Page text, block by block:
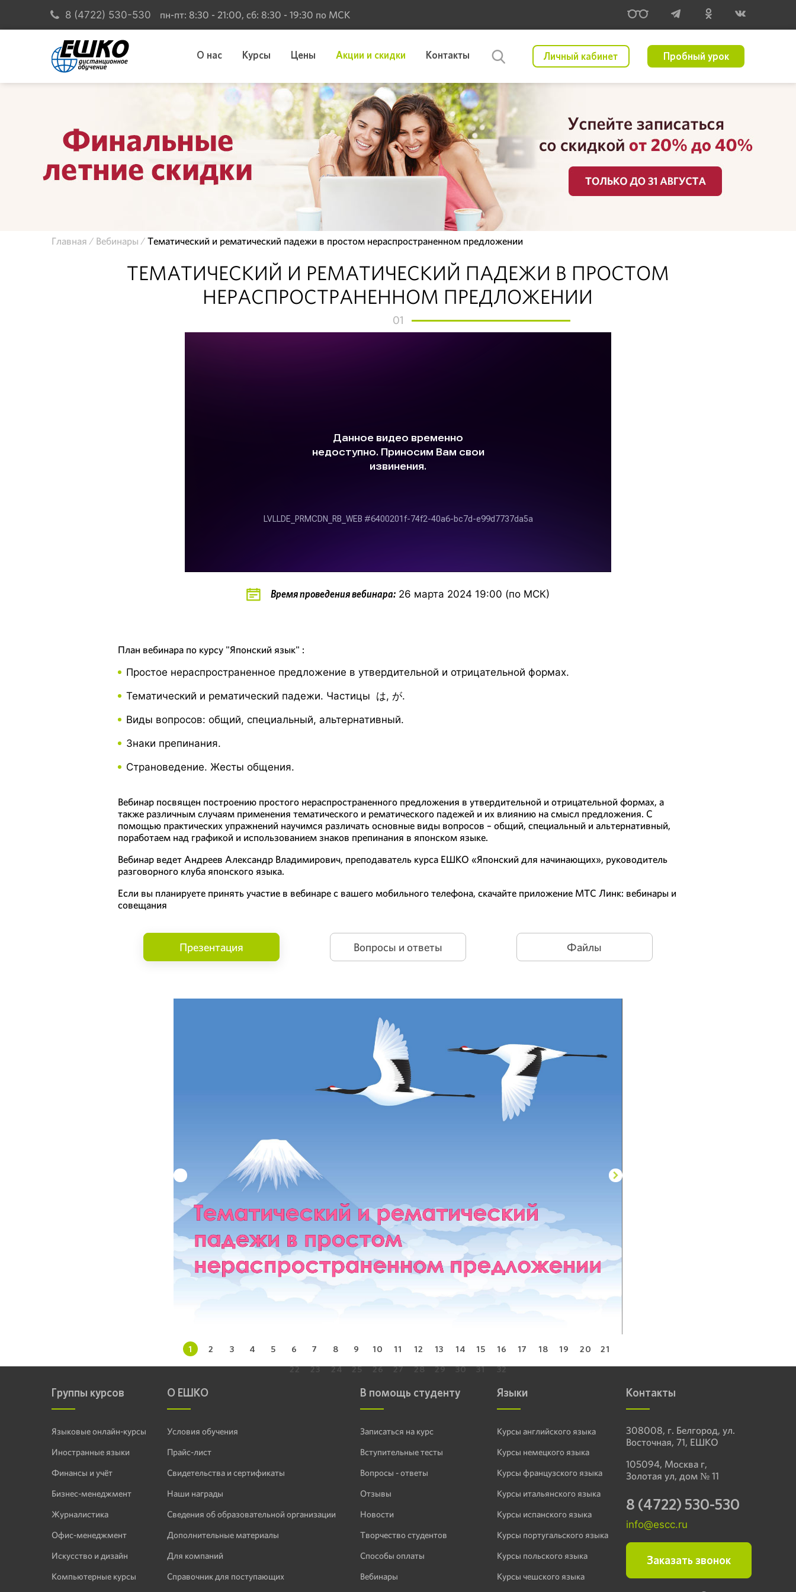
8 (4722) 530-530 пн-пт: 8:30 - 21:00, сб: 8:30 - 19:30 по МСК
О нас Курсы Цены Акции и скидки Контакты Личный кабинет Пробный урок
Главная Вебинары Тематический и рематический падежи в простом нераспространенном предложении
ТЕМАТИЧЕСКИЙ И РЕМАТИЧЕСКИЙ ПАДЕЖИ В ПРОСТОМ
НЕРАСПРОСТРАНЕННОМ ПРЕДЛОЖЕНИИ
01
Время проведения вебинара: 26 марта 2024 19:00 (по МСК)
План вебинара по курсу "Японский язык" :
Простое нераспространенное предложение в утвердительной и отрицательной формах.
Тематический и рематический падежи. Частицы は, が.
Виды вопросов: общий, специальный, альтернативный.
Знаки препинания.
Страноведение. Жесты общения.
Вебинар посвящен построению простого нераспространенного предложения в утвердительной и отрицательной формах, а
также различным случаям применения тематического и рематического падежей и их влиянию на смысл предложения. С
помощью практических упражнений научимся различать основные виды вопросов – общий, специальный и альтернативный,
поработаем над графикой и использованием знаков препинания в японском языке.
Вебинар ведет Андреев Александр Владимирович, преподаватель курса ЕШКО «Японский для начинающих», руководитель
разговорного клуба японского языка.
Если вы планируете принять участие в вебинаре с вашего мобильного телефона, скачайте приложение МТС Линк: вебинары и
совещания
Презентация Вопросы и ответы Файлы
1 2 3 4 5 6 7 8 9 10 11 12 13 14 15 16 17 18 19 20
21
22
23 24 25 26 27 28 29 30 31 32
Группы курсов
Языковые онлайн-курсы
Иностранные языки
Финансы и учёт
Бизнес-менеджмент
Журналистика
Офис-менеджмент
Искусство и дизайн
Компьютерные курсы
О ЕШКО
Условия обучения
Прайс-лист
Свидетельства и сертификаты
Наши награды
Сведения об образовательной организации
Дополнительные материалы
Для компаний
Справочник для поступающих
В помощь студенту
Записаться на курс
Вступительные тесты
Вопросы - ответы
Отзывы
Новости
Творчество студентов
Способы оплаты
Вебинары
Языки
Курсы английского языка
Курсы немецкого языка
Курсы французского языка
Курсы итальянского языка
Курсы испанского языка
Курсы португальского языка
Курсы польского языка
Курсы чешского языка
Контакты
308008, г. Белгород, ул.
Восточная, 71, ЕШКО
105094, Москва г,
Золотая ул, дом № 11
8 (4722) 530-530
info@escc.ru
Заказать звонок